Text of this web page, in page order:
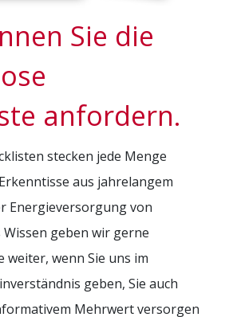
Sie die
anfordern.
stecken jede Menge
aus jahrelangem
Energieversorgung von
geben wir gerne
weiter, wenn Sie uns im
geben, Sie auch
Mehrwert versorgen
unsere Besucher unsere
[Self
GmbH
Statistiken zur Webseiten-